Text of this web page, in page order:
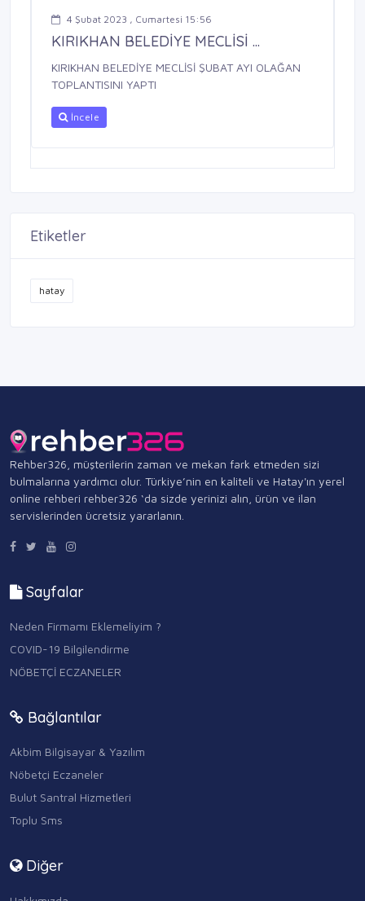
4 Şubat 2023 , Cumartesi 15:56
KIRIKHAN BELEDİYE MECLİSİ ...
KIRIKHAN BELEDİYE MECLİSİ ŞUBAT AYI OLAĞAN
TOPLANTISINI YAPTI
İncele
Etiketler
hatay
Rehber326, müşterilerin zaman ve mekan fark etmeden sizi
bulmalarına yardımcı olur. Türkiye’nin en kaliteli ve Hatay'ın yerel
online rehberi rehber326 ‘da sizde yerinizi alın, ürün ve ilan
servislerinden ücretsiz yararlanın.
Sayfalar
Neden Firmamı Eklemeliyim ?
COVID-19 Bilgilendirme
NÖBETÇİ ECZANELER
Bağlantılar
Akbim Bilgisayar & Yazılım
Nöbetçi Eczaneler
Bulut Santral Hizmetleri
Toplu Sms
Diğer